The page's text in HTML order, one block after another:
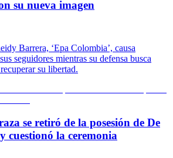
su nueva imagen
Barrera, ‘Epa Colombia’, causa
seguidores mientras su defensa busca
su libertad.
se retiró de la posesión de De
cuestionó la ceremonia